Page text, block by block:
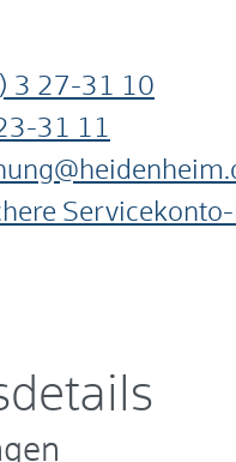
3 27-31 10
31 11